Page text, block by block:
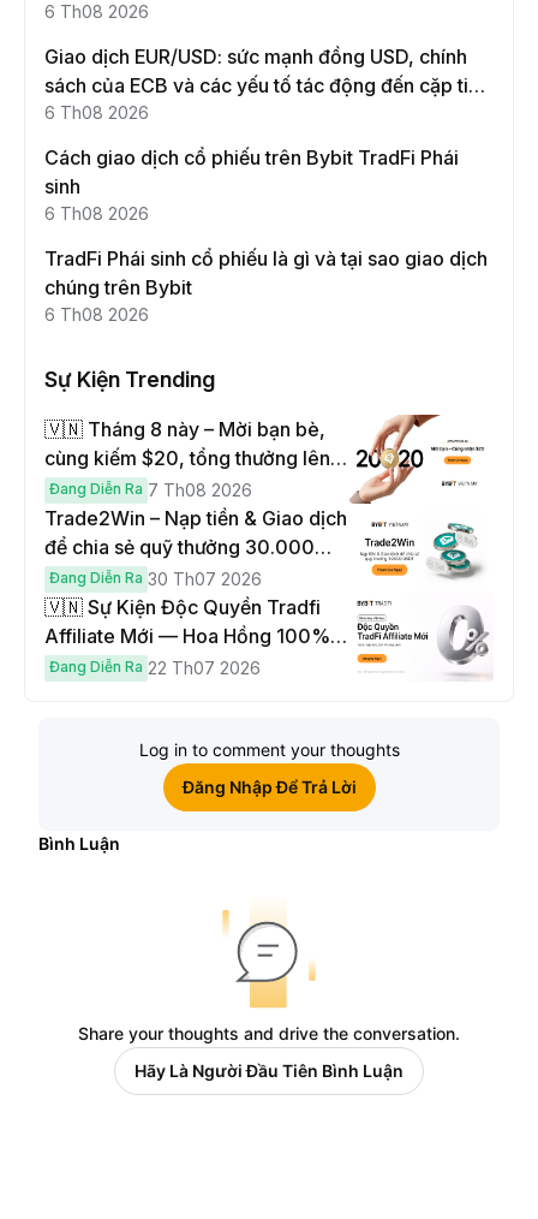
6 Th08 2026
Giao dịch EUR/USD: sức mạnh đồng USD, chính
sách của ECB và các yếu tố tác động đến cặp tiền
này
6 Th08 2026
Cách giao dịch cổ phiếu trên Bybit TradFi Phái
sinh
6 Th08 2026
TradFi Phái sinh cổ phiếu là gì và tại sao giao dịch
chúng trên Bybit
6 Th08 2026
Sự Kiện Trending
🇻🇳 Tháng 8 này – Mời bạn bè,
cùng kiếm $20, tổng thưởng lên
đến $1,000
Đang Diễn Ra 7 Th08 2026
Trade2Win – Nạp tiền & Giao dịch
để chia sẻ quỹ thưởng 30.000
USDT
Đang Diễn Ra 30 Th07 2026
🇻🇳 Sự Kiện Độc Quyền Tradfi
Affiliate Mới — Hoa Hồng 100% &
Hoàn Phí Qua Đêm
Đang Diễn Ra 22 Th07 2026
Log in to comment your thoughts
Đăng Nhập Để Trả Lời
Bình Luận
Share your thoughts and drive the conversation.
Hãy Là Người Đầu Tiên Bình Luận